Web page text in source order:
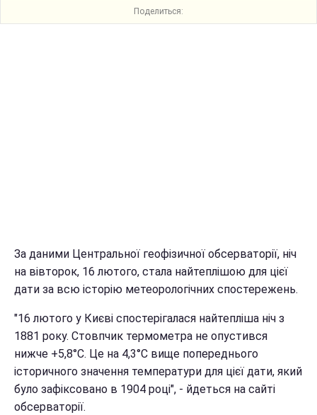
Поделиться:
За даними Центральної геофізичної обсерваторії, ніч
на вівторок, 16 лютого, стала найтеплішою для цієї
дати за всю історію метеорологічних спостережень.
"16 лютого у Києві спостерігалася найтепліша ніч з
1881 року. Стовпчик термометра не опустився
нижче +5,8°С. Це на 4,3°С вище попереднього
історичного значення температури для цієї дати, який
було зафіксовано в 1904 році", - йдеться на сайті
обсерваторії.